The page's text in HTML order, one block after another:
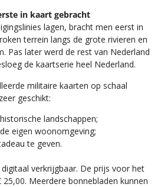
in kaart gebracht
lagen, bracht men eerst in
terrein langs de grote rivieren en
Pas later werd de rest van Nederland
de kaartserie heel Nederland.
militaire kaarten op schaal
geschikt:​
landschappen;
eigen woonomgeving;
te geven.
verkrijgbaar. De prijs voor het
25,00. Meerdere bonnebladen kunnen